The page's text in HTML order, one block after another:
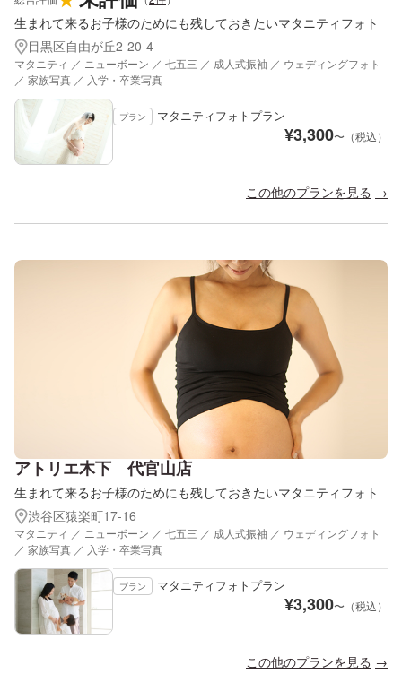
生まれて来るお子様のためにも残しておきたいマタニティフォト
目黒区自由が丘2-20-4
マタニティ ／ ニューボーン ／ 七五三 ／ 成人式振袖 ／ ウェディングフォト
／ 家族写真 ／ 入学・卒業写真
プラン マタニティフォトプラン
¥3,300〜（税込）
この他のプランを見る
アトリエ木下 代官山店
生まれて来るお子様のためにも残しておきたいマタニティフォト
渋谷区猿楽町17-16
マタニティ ／ ニューボーン ／ 七五三 ／ 成人式振袖 ／ ウェディングフォト
／ 家族写真 ／ 入学・卒業写真
プラン マタニティフォトプラン
¥3,300〜（税込）
この他のプランを見る